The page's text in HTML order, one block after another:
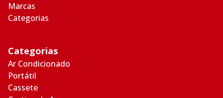
Marcas
Categorias
Categorias
Ar Condicionado
Portátil
Cassete